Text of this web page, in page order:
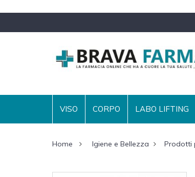
VISO CORPO LABO LIFTING
Home Igiene e Bellezza Prodotti